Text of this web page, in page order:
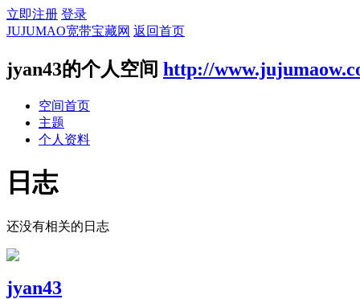
立即注册 登录
JUJUMAO宽带宝藏网 返回首页
jyan43的个人空间 http://
空间首页
主题
个人资料
日志
还没有相关的日志
jyan43